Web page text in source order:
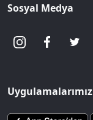
Sosyal Medya
Uygulamalarımız